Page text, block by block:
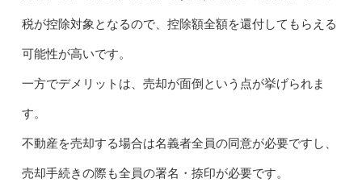
税が控除対象となるので、控除額全額を還付してもらえる
可能性が高いです。
一方でデメリットは、売却が面倒という点が挙げられま
す。
不動産を売却する場合は名義者全員の同意が必要ですし、
売却手続きの際も全員の署名・捺印が必要です。